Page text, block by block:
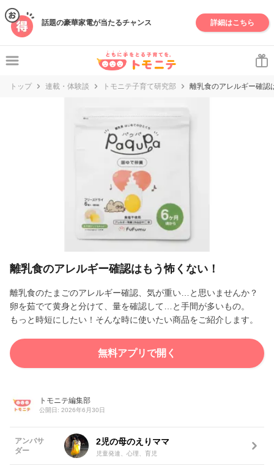
話題の豪華家電が当たるチャンス 詳細はこちら
トップ 連載・体験談 トモニテ子育て研究部 離乳食のアレルギー確認
離乳食のアレルギー確認はもう怖くない！
離乳食のたまごのアレルギー確認、気が重い…と思いませんか？
卵を茹でて黄身と分けて、量を確認して…と手間が多いもの。
もっと時短にしたい！そんな時に使いたい商品をご紹介します。
無料アプリで開く
トモニテ編集部
公開日: 2026年6月30日
アンバサ
ダー
2児の母のえりママ
児童発達、心理、育児